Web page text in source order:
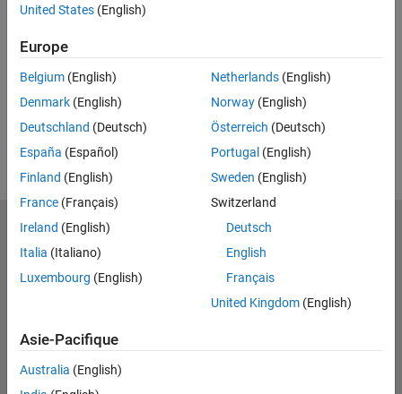
下一个
相关视频
United States (English)
Europe
Belgium (English)
Denmark (English)
Deutschland (Deutsch)
España (Español)
Finland (English)
France (Français)
Ireland (English)
Italia (Italiano)
Luxembourg (English)
Netherlands(English)
Norway(English)
Österreich (Deutsch)
Portugal (English)
Sweden (English)
Switzerland
Deutsch
English
Français
United Kingdom(English)
Asie-Pacifique
Australia (English)
MathWorks
Accelerating the pace of engineering and science
Découvrir les produits